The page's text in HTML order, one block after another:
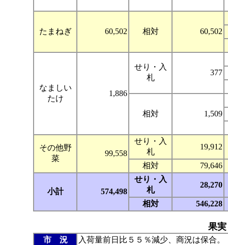
たまねぎ 60,502 相対 60,502
なましい
たけ
1,886
せり・入
札
377
相対 1,509
その他野
菜
99,558
せり・入
札
19,912
相対 79,646
小計 574,498
せり・入
札
28,270
相対 546,228
果
市 況 入荷量前日比５５％減少、商況は保合。